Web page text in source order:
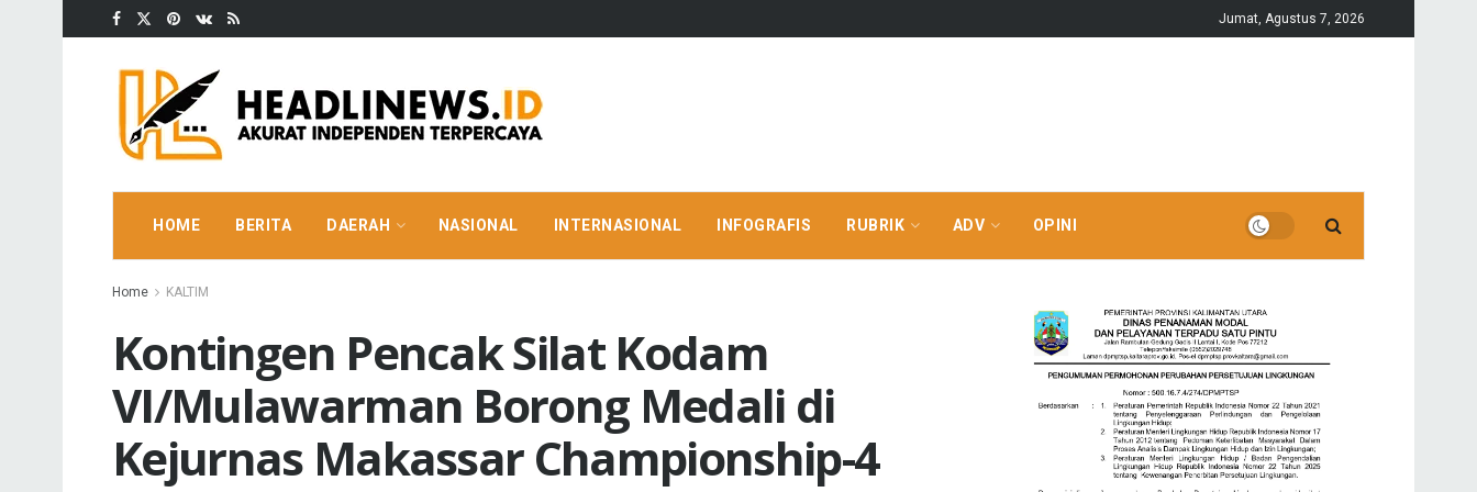
Jumat, Agustus 7, 2026
HOME BERITA DAERAH NASIONAL INTERNASIONAL INFOGRAFIS RUBRIK ADV OPINI
Home KALTIM
Kontingen Pencak Silat Kodam
VI/Mulawarman Borong Medali di
Kejurnas Makassar Championship-4